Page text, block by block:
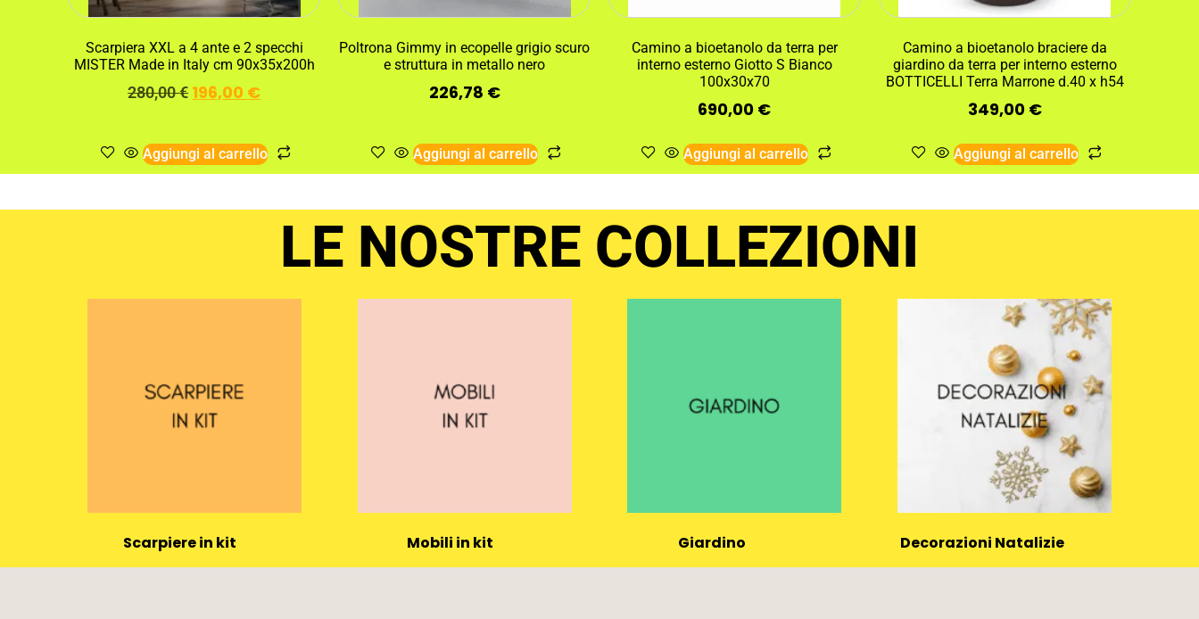
Scarpiera XXL a 4 ante e 2 specchi
MISTER Made in Italy cm 90x35x200h
280,00€ 196,00 €
Aggiungi al carrello
Poltrona Gimmy in ecopelle grigio scuro
e struttura in metallo nero
226,78 €
Aggiungi al carrello
Camino a bioetanolo da terra per
interno esterno Giotto S Bianco
100x30x70
690,00 €
Aggiungi al carrello
Camino a bioetanolo braciere da
giardino da terra per interno esterno
BOTTICELLI Terra Marrone d.40 x h54
349,00 €
Aggiungi al carrello
LE NOSTRE COLLEZIONI
Scarpiere in kit Mobili in kit Giardino Decorazioni Natalizie